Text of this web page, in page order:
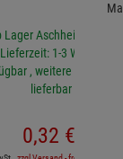
Lager Aschheim lieferbar
Lieferzeit: 1-3 Werktage
, weitere Artikel
lieferbar
0,32 €